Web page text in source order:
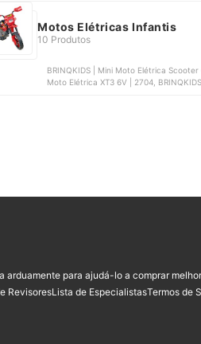
Motos Elétricas Infantis
10 Produtos
BRINQKIDS | Mini Moto Elétrica Scooter 6V | 35,
Moto Elétrica XT3 6V | 2704,
arduamente para ajudá-lo a comprar
RevisoresLista de EspecialistasTermos de